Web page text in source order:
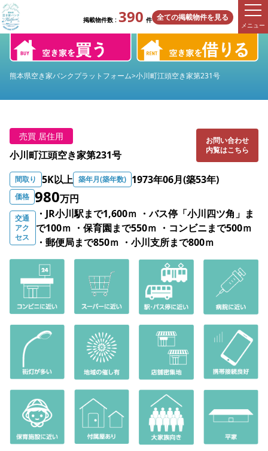
掲載物件数 : 390 件 全ての掲載物件を見る
メニュー
熊本県空き家バンクプラットフォーム>小川町江頭空き家第231号
売買 居住用
小川町江頭空き家第231号
お問い合わせ
内覧はこちら
間取り 5K以上 築年月(築年数) 1973年06月(築53年)
価格 980万円
交通
アク
セス
・JR小川駅まで1,600ｍ ・バス停「小川四ツ角」ま
で100ｍ ・保育園まで550ｍ ・コンビニまで500ｍ
・郵便局まで850ｍ ・小川支所まで800ｍ